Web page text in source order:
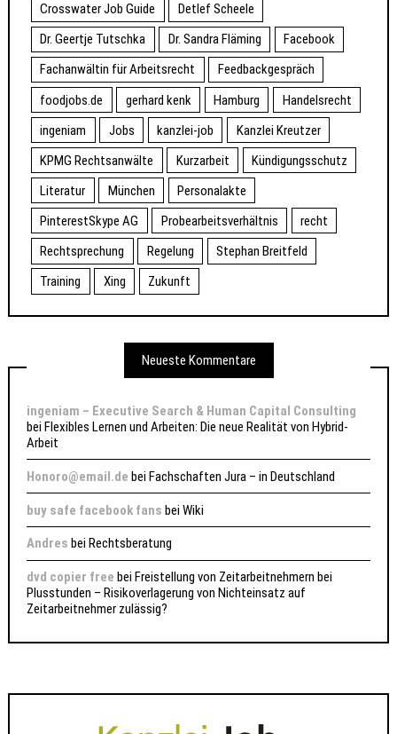
Crosswater Job Guide
Detlef Scheele
Dr. Geertje Tutschka
Dr. Sandra Fläming
Facebook
Fachanwältin für Arbeitsrecht
Feedbackgespräch
foodjobs.de
gerhard kenk Hamburg
Handelsrecht
ingeniam
Jobs kanzlei-job
Kanzlei Kreutzer
KPMG Rechtsanwälte
Kurzarbeit
Kündigungsschutz
Literatur
München
Personalakte
PinterestSkype AG
Probearbeitsverhältnis
recht
Rechtsprechung
Regelung
Stephan Breitfeld
Training
Xing Zukunft
Neueste Kommentare
ingeniam – Executive Search & Human Capital Consulting
beiFlexibles Lernen und Arbeiten: Die neue Realität von Hybrid-
Arbeit
Honoro@email.de beiFachschaften Jura – in Deutschland
buy safe facebook fans beiWiki
Andres beiRechtsberatung
dvd copier free beiFreistellung von Zeitarbeitnehmern bei
Plusstunden – Risikoverlagerung von Nichteinsatz auf
Zeitarbeitnehmer zulässig?